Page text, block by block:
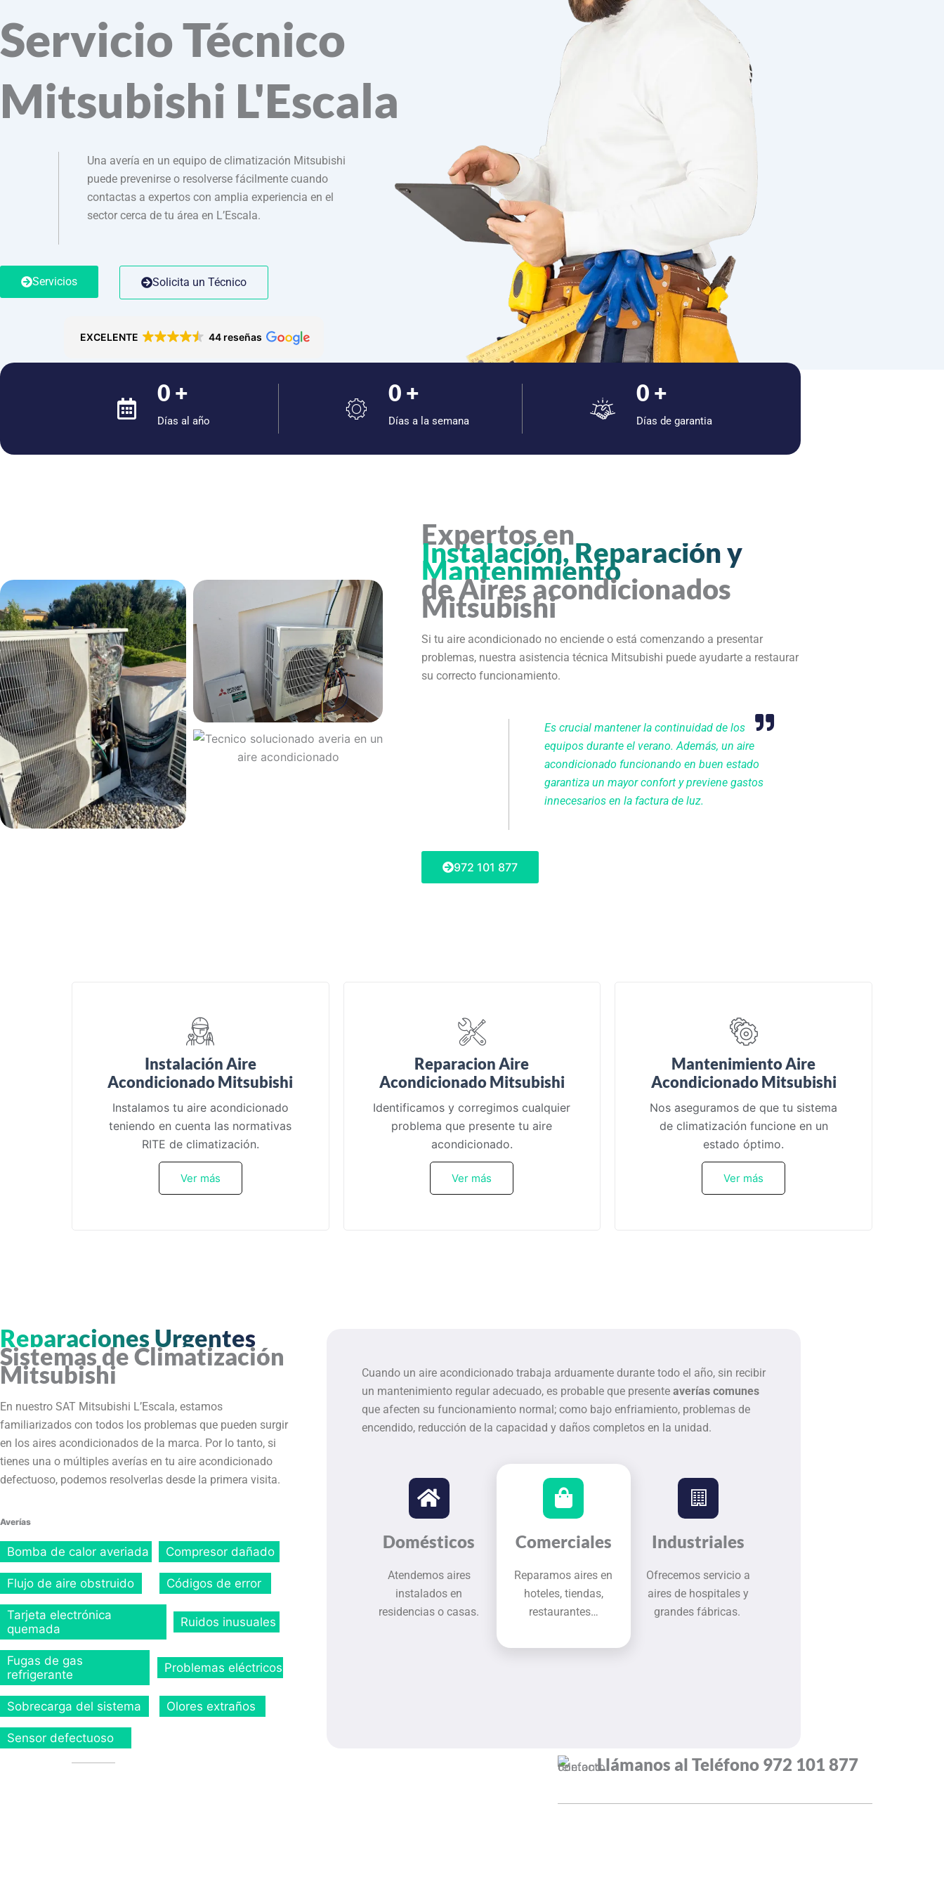
Servicio Técnico
Mitsubishi L'Escala
Una avería en un equipo de climatización Mitsubishi
puede prevenirse o resolverse fácilmente cuando
contactas a expertos con amplia experiencia en el
sector cerca de tu área en L’Escala.
Servicios Solicita un Técnico
EXCELENTE 44 reseñas
0 +
Días al año
0 +
Días a la semana
0 +
Días de garantia
Expertos en
Instalación, Reparación y
Mantenimiento
de Aires acondicionados
Mitsubishi
Si tu aire acondicionado no enciende o está comenzando a presentar
problemas, nuestra asistencia técnica Mitsubishi puede ayudarte a restaurar
su correcto funcionamiento.
Es crucial mantener la continuidad de los
equipos durante el verano. Además, un aire
acondicionado funcionando en buen estado
garantiza un mayor confort y previene gastos
innecesarios en la factura de luz.
972 101 877
Instalación Aire
Acondicionado Mitsubishi
Instalamos tu aire acondicionado
teniendo en cuenta las normativas
RITE de climatización.
Ver más
Reparacion Aire
Acondicionado Mitsubishi
Identificamos y corregimos cualquier
problema que presente tu aire
acondicionado.
Ver más
Mantenimiento Aire
Acondicionado Mitsubishi
Nos aseguramos de que tu sistema
de climatización funcione en un
estado óptimo.
Ver más
Reparaciones Urgentes
Sistemas de Climatización
Mitsubishi
En nuestro SAT Mitsubishi L’Escala, estamos
familiarizados con todos los problemas que pueden surgir
en los aires acondicionados de la marca. Por lo tanto, si
tienes una o múltiples averías en tu aire acondicionado
defectuoso, podemos resolverlas desde la primera visita.
Averías
Bomba de calor averiada Compresor dañado
Flujo de aire obstruido Códigos de error
Tarjeta electrónica
quemada
Ruidos inusuales
Fugas de gas
refrigerante
Problemas eléctricos
Sobrecarga del sistema Olores extraños
Sensor defectuoso
Cuando un aire acondicionado trabaja arduamente durante todo el año, sin recibir
un mantenimiento regular adecuado, es probable que presente averías comunes
que afecten su funcionamiento normal; como bajo enfriamiento, problemas de
encendido, reducción de la capacidad y daños completos en la unidad.
Domésticos
Atendemos aires
instalados en
residencias o casas.
Comerciales
Reparamos aires en
hoteles, tiendas,
restaurantes…
Industriales
Ofrecemos servicio a
aires de hospitales y
grandes fábricas.
Llámanos al Teléfono 972 101 877